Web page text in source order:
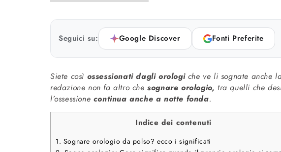
Seguici su: Google Discover Fonti Preferite
Siete così ossessionati dagli orologiche ve li sognate anche
redazione non fa altro chesognare orologio, tra quelli che
l’ossessione continua anche a notte fonda.
Indice dei contenuti
1. Sognare orologio da polso? ecco i significati